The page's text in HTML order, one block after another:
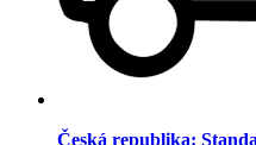
Česká republika: